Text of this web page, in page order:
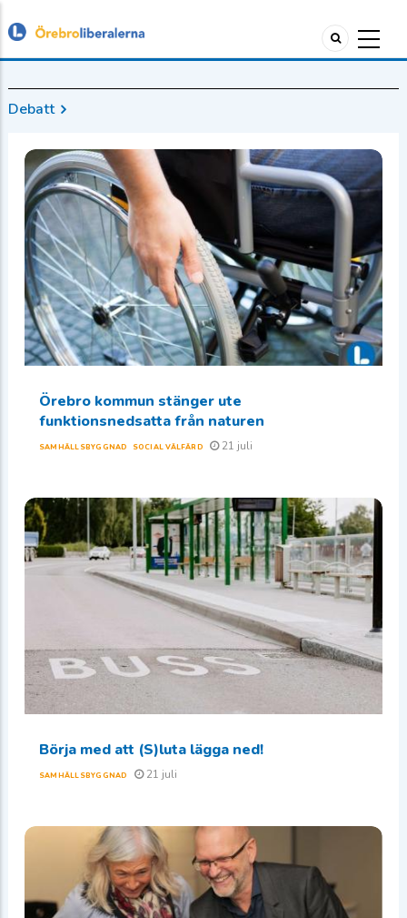
Debatt
Örebro kommun stänger ute
funktionsnedsatta från naturen
SAMHÄLLSBYGGNAD SOCIAL VÄLFÄRD 21 juli
Börja med att (S)luta lägga ned!
SAMHÄLLSBYGGNAD 21 juli